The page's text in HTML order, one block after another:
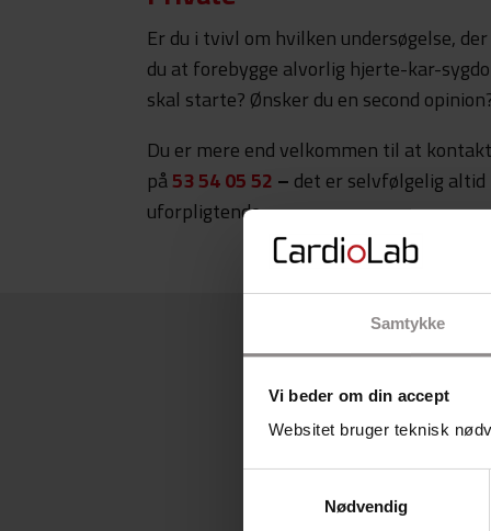
Samtykke
Vi beder om din accept
Websitet bruger teknisk
Nødvendig
Er du i tvivl om hvilken undersøgelse,
du at forebygge alvorlig hjerte-kar-
skal starte? Ønsker du en second
Du er mere end velkommen til at
på53 54 05 52 – det er selvfølgelig
uforpligtende.